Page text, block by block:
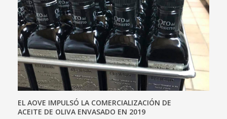
EL AOVE IMPULSÓ LA COMERCIALIZACIÓN DE
ACEITE DE OLIVA ENVASADO EN 2019